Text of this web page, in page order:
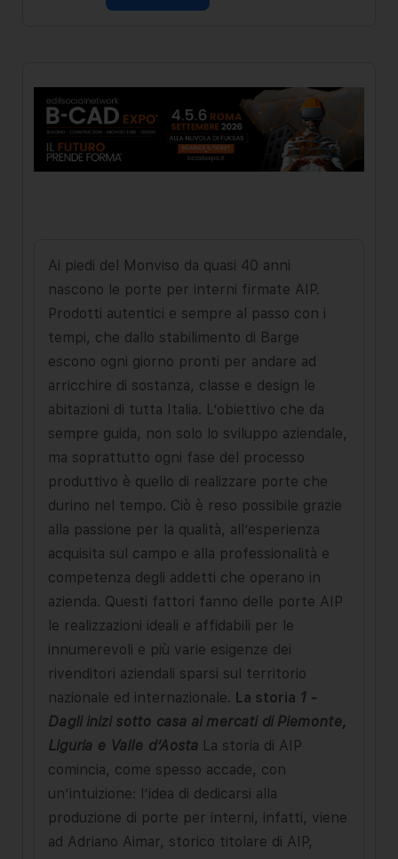
Ai piedi del Monviso da quasi 40 anni
nascono le porte per interni firmate AIP.
Prodotti autentici e sempre al passo con i
tempi, che dallo stabilimento di Barge
escono ogni giorno pronti per andare ad
arricchire di sostanza, classe e design le
abitazioni di tutta Italia. L’obiettivo che da
sempre guida, non solo lo sviluppo aziendale,
ma soprattutto ogni fase del processo
produttivo è quello di realizzare porte che
durino nel tempo. Ciò è reso possibile grazie
alla passione per la qualità, all’esperienza
acquisita sul campo e alla professionalità e
competenza degli addetti che operano in
azienda. Questi fattori fanno delle porte AIP
le realizzazioni ideali e affidabili per le
innumerevoli e più varie esigenze dei
rivenditori aziendali sparsi sul territorio
nazionale ed internazionale. La storia 1 -
Dagli inizi sotto casa ai mercati di Piemonte,
Liguria e Valle d’Aosta La storia di AIP
comincia, come spesso accade, con
un’intuizione: l’idea di dedicarsi alla
produzione di porte per interni, infatti, viene
ad Adriano Aimar, storico titolare di AIP,